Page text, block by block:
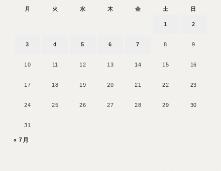
月 火 水 木 金 土 日
1 2
3 4 5 6 7 8 9
10 11 12 13 14 15 16
17 18 19 20 21 22 23
24 25 26 27 28 29 30
31
« 7月